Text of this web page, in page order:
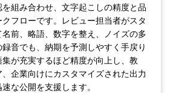
組み合わせ、文字起こしの精度と品
フローです。レビュー担当者がスタ
前、略語、数字を整え、ノイズの多
音でも、納期を予測しやすく手戻り
が充実するほど精度が向上し、教
企業向けにカスタマイズされた出力
な公開を支援します。